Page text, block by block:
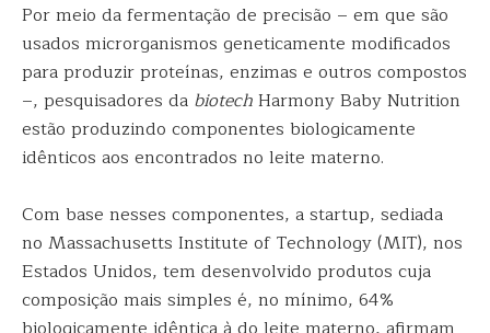
Por meio da fermentação de precisão – em que são
usados microrganismos geneticamente modificados
para produzir proteínas, enzimas e outros compostos
–, pesquisadores da biotechHarmony Baby Nutrition
estão produzindo componentes biologicamente
idênticos aos encontrados no leite materno.
Com base nesses componentes, a startup, sediada
no Massachusetts Institute of Technology (MIT), nos
Estados Unidos, tem desenvolvido produtos cuja
composição mais simples é, no mínimo, 64%